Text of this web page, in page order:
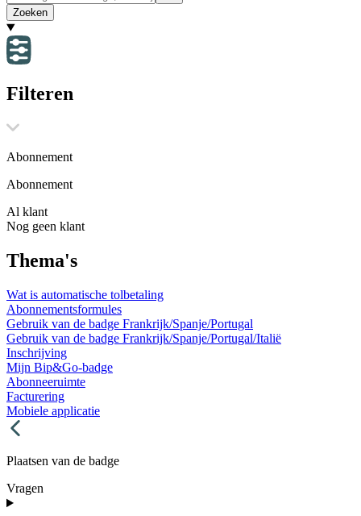
Zoeken
Filteren
Abonnement
Abonnement
Al klant
Nog geen klant
Thema's
Wat is automatische tolbetaling
Abonnementsformules
Gebruik van de badge Frankrijk/Spanje/Portugal
Gebruik van de badge Frankrijk/Spanje/Portugal/Italië
Inschrijving
Mijn Bip&Go-badge
Abonneeruimte
Facturering
Mobiele applicatie
Plaatsen van de badge
Vragen